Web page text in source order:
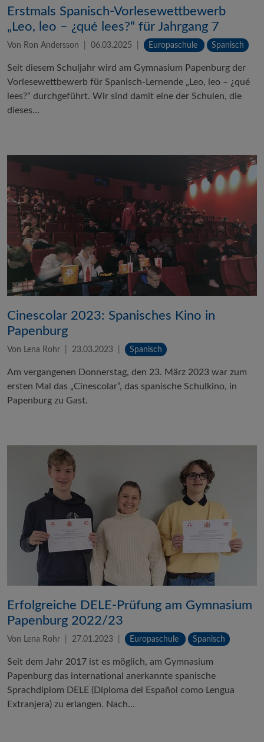
Erstmals Spanisch-Vorlesewettbewerb
„Leo, leo – ¿qué lees?“ für Jahrgang 7
Von Ron Andersson 06.03.2025 Europaschule Spanisch
Seit diesem Schuljahr wird am Gymnasium Papenburg der
Vorlesewettbewerb für Spanisch-Lernende „Leo, leo – ¿qué
lees?“ durchgeführt. Wir sind damit eine der Schulen, die
dieses…
Cinescolar 2023: Spanisches Kino in
Papenburg
Von Lena Rohr 23.03.2023 Spanisch
Am vergangenen Donnerstag, den 23. März 2023 war zum
ersten Mal das „Cinescolar”, das spanische Schulkino, in
Papenburg zu Gast.
Erfolgreiche DELE-Prüfung am Gymnasium
Papenburg 2022/23
Von Lena Rohr 27.01.2023 Europaschule Spanisch
Seit dem Jahr 2017 ist es möglich, am Gymnasium
Papenburg das international anerkannte spanische
Sprachdiplom DELE (Diploma del Español como Lengua
Extranjera) zu erlangen. Nach…